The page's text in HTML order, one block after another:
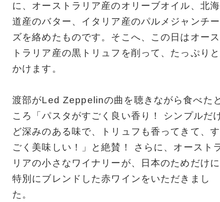
に、オーストラリア産のオリーブオイル、北海
道産のバター、イタリア産のパルメジャンチー
ズを絡めたものです。そこへ、この日はオース
トラリア産の黒トリュフを削って、たっぷりと
かけます。
渡部がLed Zeppelinの曲を聴きながら食べた
ころ「パスタがすごく良い香り！ シンプルだ
ど深みのある味で、トリュフも香ってきて、す
ごく美味しい！」と絶賛！ さらに、オースト
リアの小さなワイナリーが、日本のためだけに
特別にブレンドした赤ワインをいただきまし
た。